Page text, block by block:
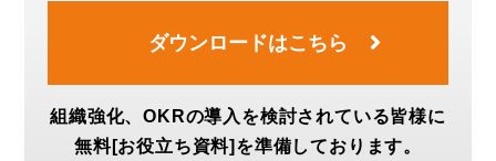
ダウンロードはこちら
組織強化、OKRの導入を検討されている皆様に
無料[お役立ち資料]を準備しております。